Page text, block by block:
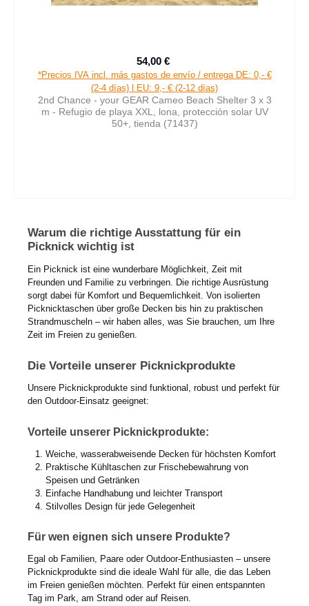
Precio de venta:
54,00 €
*Precios IVA incl. más gastos de envío / entrega DE: 0,- €
(2-4 días) | EU: 9,- € (2-12 días)
2nd Chance - your GEAR Cameo Beach Shelter 3 x 3
m - Refugio de playa XXL, lona, protección solar UV
50+, tienda (71437)
Warum die richtige Ausstattung für ein
Picknick wichtig ist
Ein Picknick ist eine wunderbare Möglichkeit, Zeit mit
Freunden und Familie zu verbringen. Die richtige Ausrüstung
sorgt dabei für Komfort und Bequemlichkeit. Von isolierten
Picknicktaschen über große Decken bis hin zu praktischen
Strandmuscheln – wir haben alles, was Sie brauchen, um Ihre
Zeit im Freien zu genießen.
Die Vorteile unserer Picknickprodukte
Unsere Picknickprodukte sind funktional, robust und perfekt für
den Outdoor-Einsatz geeignet:
Vorteile unserer Picknickprodukte:
Weiche, wasserabweisende Decken für höchsten Komfort
Praktische Kühltaschen zur Frischebewahrung von
Speisen und Getränken
Einfache Handhabung und leichter Transport
Stilvolles Design für jede Gelegenheit
Für wen eignen sich unsere Produkte?
Egal ob Familien, Paare oder Outdoor-Enthusiasten – unsere
Picknickprodukte sind die ideale Wahl für alle, die das Leben
im Freien genießen möchten. Perfekt für einen entspannten
Tag im Park, am Strand oder auf Reisen.